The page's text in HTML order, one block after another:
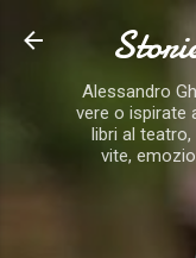
Alessandro
vere o ispirate
libri al
vite,